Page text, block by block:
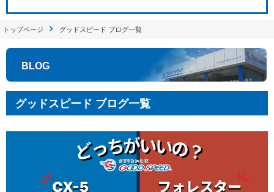
トップページ グッドスピード ブログ一覧
BLOG
グッドスピード ブログ一覧